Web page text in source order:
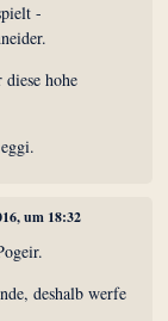
-
hohe
um 18:32
deshalb werfe